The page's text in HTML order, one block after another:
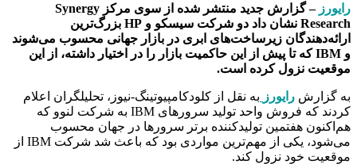
رایورز
– گزارش جدید منتشر شده از سوی مرکز Synergy
Research نشان داد دو شرکت سیسکو و HP بزرگ‌ترین
ارائه‌دهندگان زیرساخت‌های ابری در بازار جهانی محسوب می‌شوند
و IBM که تا پیش از این حاکمیت بازار را در اختیار داشته، از این
موقعیت نزول کرده است.
به گزارش رایورز به نقل از کلودکامپیوتینگ-نیوز، تحلیلگران اعلام
کردند که فروش واحد تولید سرورهای IBM به شرکت لنوو که
هم‌اکنون هفتمین تولیدکننده برتر سرورها در جهان محسوب
می‌شود، یکی از مهم‌ترین مواردی بود که باعث شد شرکت IBM از
موقعیت خود نزول کند.